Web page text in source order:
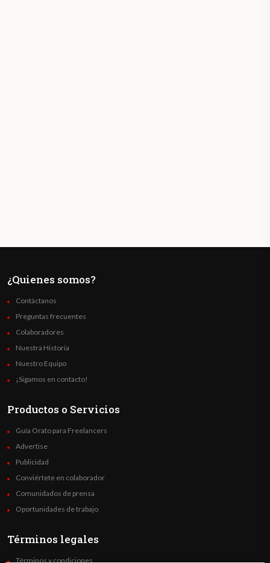
¿Quienes somos?
Contáctanos
Preguntas frecuentes
Colaboradores
Nuestra Historia
Nuestro Equipo
¡Sigamos en contacto!
Productos o Servicios
Guía Orato para Freelancers
Advertise
Publicidad
Conviértete en colaborador
Comunidados de prensa
Oportunidades de trabajo
Términos legales
Términos y condiciones